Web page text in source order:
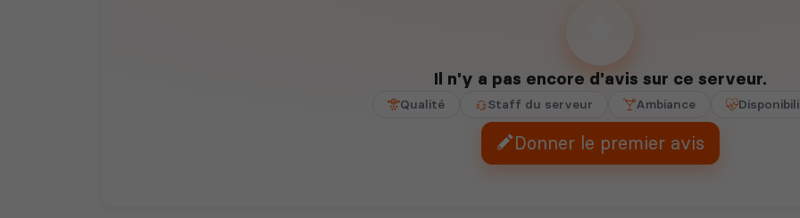
Il n'y a pas encore d'avis sur ce serveur.
Qualité Staff du serveur Ambiance
Donner le premier avis